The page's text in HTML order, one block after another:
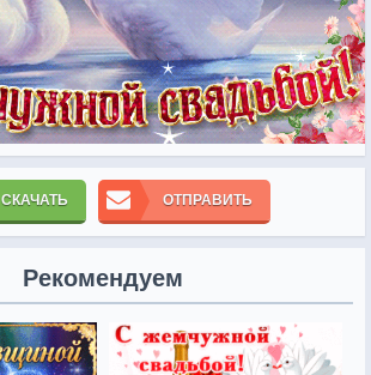
СКАЧАТЬ ОТПРАВИТЬ
Рекомендуем